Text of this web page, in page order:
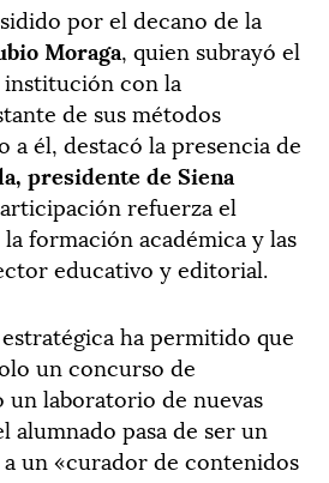
por el decano de la
Moraga, quien subrayó el
con la
de sus métodos
a él, destacó la presencia de
presidente de Siena
refuerza el
formación académica y las
educativo y editorial.
ha permitido que
un concurso de
un laboratorio de nuevas
alumnado pasa de ser un
un «curador de contenidos